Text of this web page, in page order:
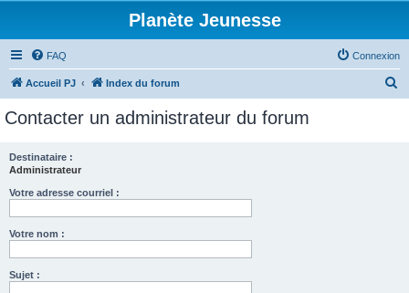
Planète Jeunesse
FAQ Connexion
Accueil PJ Index du forum
Contacter un administrateur du forum
Destinataire :
Administrateur
Votre adresse courriel :
Votre nom :
Sujet :